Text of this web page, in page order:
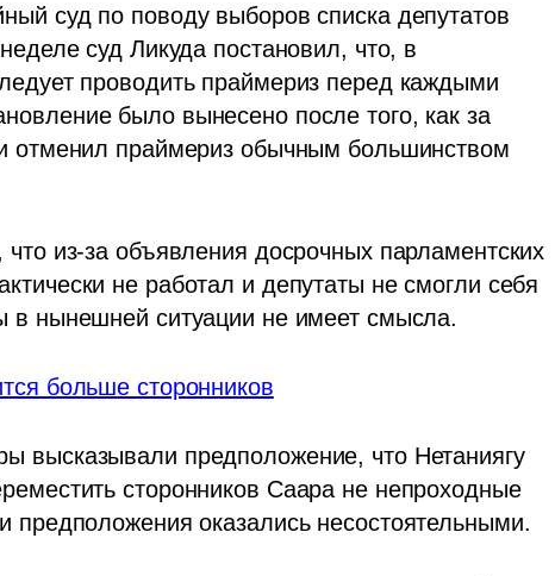
суд по поводу выборов списка депутатов
суд Ликуда постановил, что, в
проводить праймериз перед каждыми
было вынесено после того, как за
отменил праймериз обычным большинством
из-за объявления досрочных парламентских
не работал и депутаты не смогли себя
в нынешней ситуации не имеет смысла.
больше сторонников
высказывали предположение, что Нетаниягу
сторонников Саара не непроходные
предположения оказались несостоятельными.